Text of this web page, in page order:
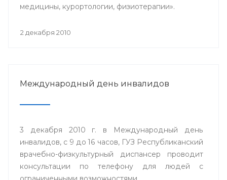
медицины, курортологии, физиотерапии».
2 декабря 2010
Международный день инвалидов
3 декабря 2010 г. в Международный день
инвалидов, с 9 до 16 часов, ГУЗ Республиканский
врачебно-физкультурный диспансер проводит
консультации по телефону для людей с